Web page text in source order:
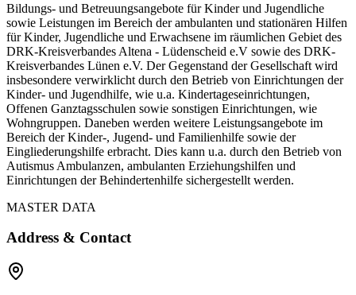
Bildungs- und Betreuungsangebote für Kinder und Jugendliche
sowie Leistungen im Bereich der ambulanten und stationären Hilfen
für Kinder, Jugendliche und Erwachsene im räumlichen Gebiet des
DRK-Kreisverbandes Altena - Lüdenscheid e.V sowie des DRK-
Kreisverbandes Lünen e.V. Der Gegenstand der Gesellschaft wird
insbesondere verwirklicht durch den Betrieb von Einrichtungen der
Kinder- und Jugendhilfe, wie u.a. Kindertageseinrichtungen,
Offenen Ganztagsschulen sowie sonstigen Einrichtungen, wie
Wohngruppen. Daneben werden weitere Leistungsangebote im
Bereich der Kinder-, Jugend- und Familienhilfe sowie der
Eingliederungshilfe erbracht. Dies kann u.a. durch den Betrieb von
Autismus Ambulanzen, ambulanten Erziehungshilfen und
Einrichtungen der Behindertenhilfe sichergestellt werden.
MASTER DATA
Address & Contact